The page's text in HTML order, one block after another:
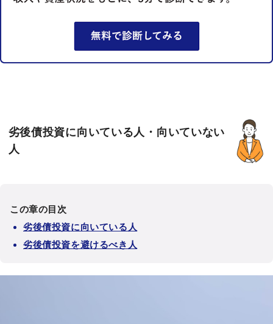
劣後債投資に向いている人・向いていない
人
この章の目次
劣後債投資に向いている人
劣後債投資を避けるべき人